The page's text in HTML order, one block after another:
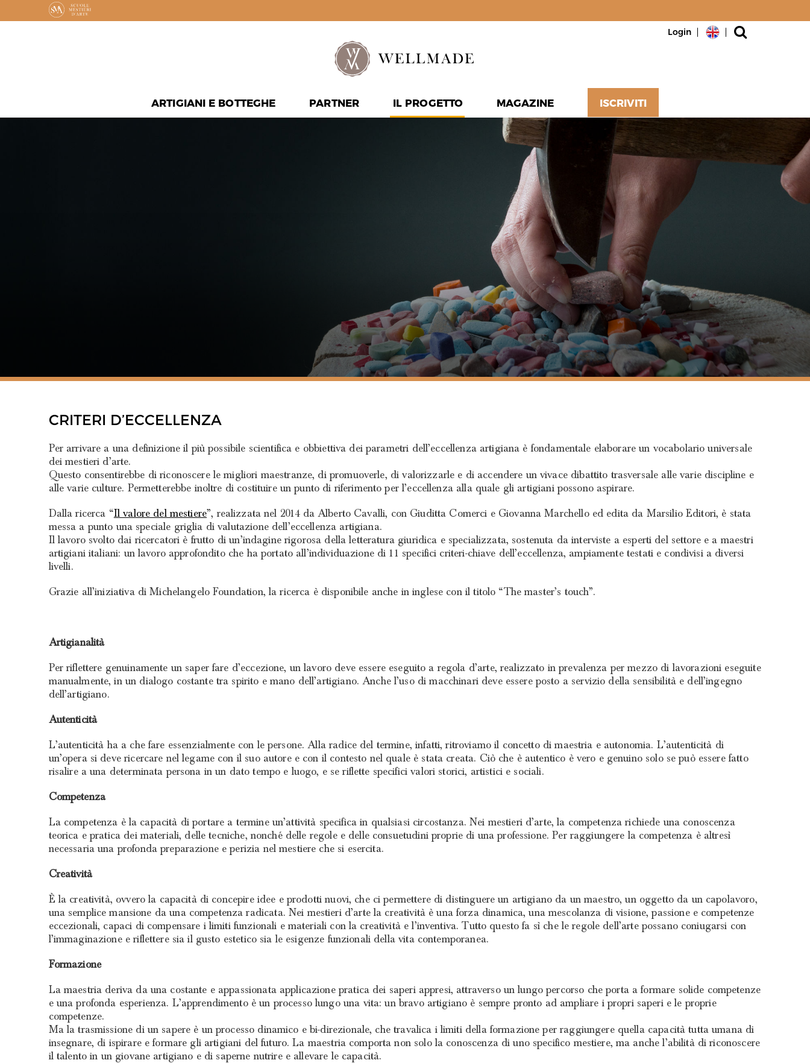
Login
ARTIGIANI E BOTTEGHE PARTNER IL PROGETTO MAGAZINE ISCRIVITI
CRITERI D’ECCELLENZA
Per arrivare a una definizione il più possibile scientifica e obbiettiva dei parametri dell’eccellenza artigiana è fondamentale elaborare un vocabolario universale
dei mestieri d’arte.
Questo consentirebbe di riconoscere le migliori maestranze, di promuoverle, di valorizzarle e di accendere un vivace dibattito trasversale alle varie discipline e
alle varie culture. Permetterebbe inoltre di costituire un punto di riferimento per l’eccellenza alla quale gli artigiani possono aspirare.
Dalla ricerca “Il valore del mestiere”, realizzata nel 2014 da Alberto Cavalli, con Giuditta Comerci e Giovanna Marchello ed edita da Marsilio Editori, è stata
messa a punto una speciale griglia di valutazione dell’eccellenza artigiana.
Il lavoro svolto dai ricercatori è frutto di un’indagine rigorosa della letteratura giuridica e specializzata, sostenuta da interviste a esperti del settore e a maestri
artigiani italiani: un lavoro approfondito che ha portato all’individuazione di 11 specifici criteri-chiave dell’eccellenza, ampiamente testati e condivisi a diversi
livelli.
Grazie all’iniziativa di Michelangelo Foundation, la ricerca è disponibile anche in inglese con il titolo “The master’s touch”.
Artigianalità
Per riflettere genuinamente un saper fare d’eccezione, un lavoro deve essere eseguito a regola d’arte, realizzato in prevalenza per mezzo di lavorazioni eseguite
manualmente, in un dialogo costante tra spirito e mano dell’artigiano. Anche l’uso di macchinari deve essere posto a servizio della sensibilità e dell’ingegno
dell’artigiano.
Autenticità
L’autenticità ha a che fare essenzialmente con le persone. Alla radice del termine, infatti, ritroviamo il concetto di maestria e autonomia. L’autenticità di
un’opera si deve ricercare nel legame con il suo autore e con il contesto nel quale è stata creata. Ciò che è autentico è vero e genuino solo se può essere fatto
risalire a una determinata persona in un dato tempo e luogo, e se riflette specifici valori storici, artistici e sociali.
Competenza
La competenza è la capacità di portare a termine un’attività specifica in qualsiasi circostanza. Nei mestieri d’arte, la competenza richiede una conoscenza
teorica e pratica dei materiali, delle tecniche, nonché delle regole e delle consuetudini proprie di una professione. Per raggiungere la competenza è altresì
necessaria una profonda preparazione e perizia nel mestiere che si esercita.
Creatività
È la creatività, ovvero la capacità di concepire idee e prodotti nuovi, che ci permettere di distinguere un artigiano da un maestro, un oggetto da un capolavoro,
una semplice mansione da una competenza radicata. Nei mestieri d’arte la creatività è una forza dinamica, una mescolanza di visione, passione e competenze
eccezionali, capaci di compensare i limiti funzionali e materiali con la creatività e l’inventiva. Tutto questo fa sì che le regole dell’arte possano coniugarsi con
l’immaginazione e riflettere sia il gusto estetico sia le esigenze funzionali della vita contemporanea.
Formazione
La maestria deriva da una costante e appassionata applicazione pratica dei saperi appresi, attraverso un lungo percorso che porta a formare solide competenze
e una profonda esperienza. L’apprendimento è un processo lungo una vita: un bravo artigiano è sempre pronto ad ampliare i propri saperi e le proprie
competenze.
Ma la trasmissione di un sapere è un processo dinamico e bi-direzionale, che travalica i limiti della formazione per raggiungere quella capacità tutta umana di
insegnare, di ispirare e formare gli artigiani del futuro. La maestria comporta non solo la conoscenza di uno specifico mestiere, ma anche l’abilità di riconoscere
il talento in un giovane artigiano e di saperne nutrire e allevare le capacità.